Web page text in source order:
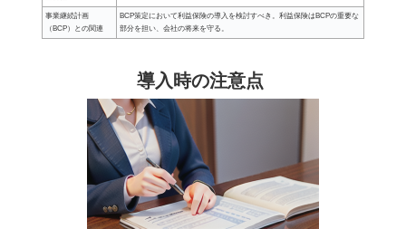
事業継続計画
（BCP）との関連
BCP策定において利益保険の導入を検討すべき。利益保険はBCPの重要な
部分を担い、会社の将来を守る。
導入時の注意点